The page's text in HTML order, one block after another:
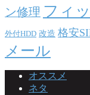
ン修理 フィ
外付HDD 改造 格安
メール
オススメ
ネタ